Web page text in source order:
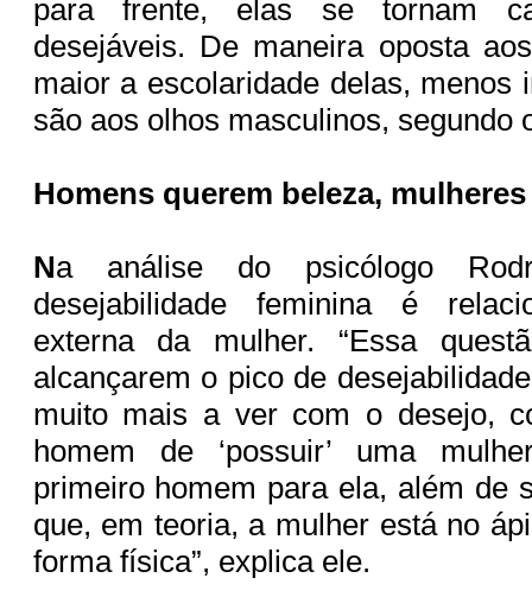
para frente, elas se tornam
desejáveis. De maneira oposta
maior a escolaridade delas, menos
são aos olhos masculinos, segundo
Homens querem beleza,
Na análise do psicólogo
desejabilidade feminina é
externa da mulher. “Essa
alcançarem o pico de
muito mais a ver com o desejo,
homem de ‘possuir’ uma
primeiro homem para ela, além de
que, em teoria, a mulher está no
forma física”, explica ele.